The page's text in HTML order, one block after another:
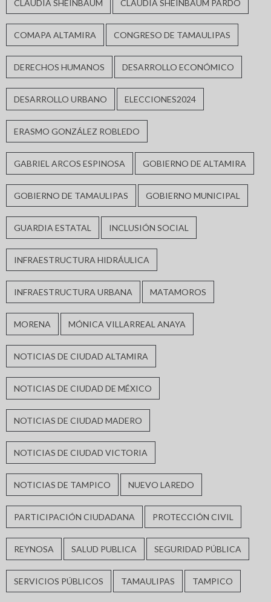
CLAUDIA SHEINBAUM CLAUDIA SHEINBAUM PARDO
COMAPA ALTAMIRA CONGRESO DE TAMAULIPAS
DERECHOS HUMANOS DESARROLLO ECONÓMICO
DESARROLLO URBANO ELECCIONES2024
ERASMO GONZÁLEZ ROBLEDO
GABRIEL ARCOS ESPINOSA GOBIERNO DE ALTAMIRA
GOBIERNO DE TAMAULIPAS GOBIERNO MUNICIPAL
GUARDIA ESTATAL INCLUSIÓN SOCIAL
INFRAESTRUCTURA HIDRÁULICA
INFRAESTRUCTURA URBANA MATAMOROS
MORENA MÓNICA VILLARREAL ANAYA
NOTICIAS DE CIUDAD ALTAMIRA
NOTICIAS DE CIUDAD DE MÉXICO
NOTICIAS DE CIUDAD MADERO
NOTICIAS DE CIUDAD VICTORIA
NOTICIAS DE TAMPICO NUEVO LAREDO
PARTICIPACIÓN CIUDADANA PROTECCIÓN CIVIL
REYNOSA SALUD PUBLICA SEGURIDAD PÚBLICA
SERVICIOS PÚBLICOS TAMAULIPAS TAMPICO